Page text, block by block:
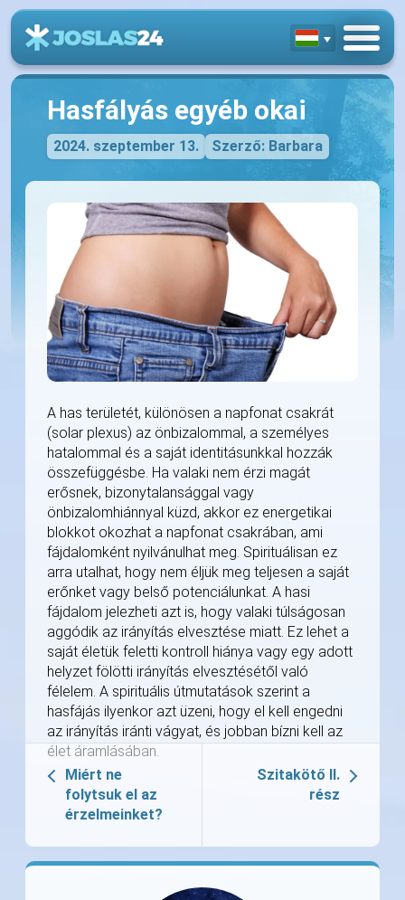
Hasfályás egyéb okai
2024. szeptember 13. Szerző: Barbara
A has területét, különösen a napfonat csakrát
(solar plexus) az önbizalommal, a személyes
hatalommal és a saját identitásunkkal hozzák
összefüggésbe. Ha valaki nem érzi magát
erősnek, bizonytalansággal vagy
önbizalomhiánnyal küzd, akkor ez energetikai
blokkot okozhat a napfonat csakrában, ami
fájdalomként nyilvánulhat meg. Spirituálisan ez
arra utalhat, hogy nem éljük meg teljesen a saját
erőnket vagy belső potenciálunkat. A hasi
fájdalom jelezheti azt is, hogy valaki túlságosan
aggódik az irányítás elvesztése miatt. Ez lehet a
saját életük feletti kontroll hiánya vagy egy adott
helyzet fölötti irányítás elvesztésétől való
félelem. A spirituális útmutatások szerint a
hasfájás ilyenkor azt üzeni, hogy el kell engedni
az irányítás iránti vágyat, és jobban bízni kell az
élet áramlásában.
Miért ne
folytsuk el az
érzelmeinket?
Szitakötő II.
rész